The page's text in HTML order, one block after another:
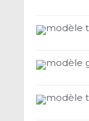
modèle
modèle
modèle